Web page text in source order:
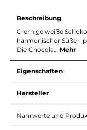
Beschreibung
Cremige weiße
harmonischer Süße –
Die Chocola… Mehr
Eigenschaften
Hersteller
Nährwerte und